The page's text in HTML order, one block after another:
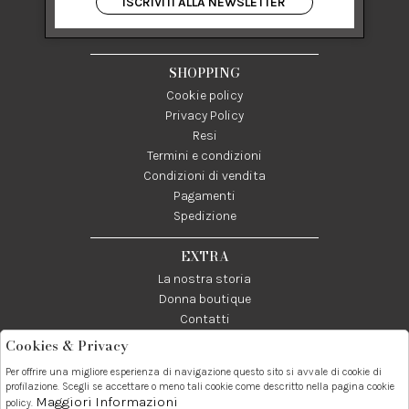
84122 Salerno Italia
P IVA 03024950655
SHOPPING
Cookie policy
Privacy Policy
Resi
Termini e condizioni
Condizioni di vendita
Pagamenti
Spedizione
EXTRA
La nostra storia
Donna boutique
Contatti
Telefono:
089237858
Whatsapp:
3338855601
Contatti:
info@donna1981.it
Cookies & Privacy
Per offrire una migliore esperienza di navigazione questo sito si avvale di cookie di
profilazione. Scegli se accettare o meno tali cookie come descritto nella pagina cookie
policy. Maggiori Informazioni